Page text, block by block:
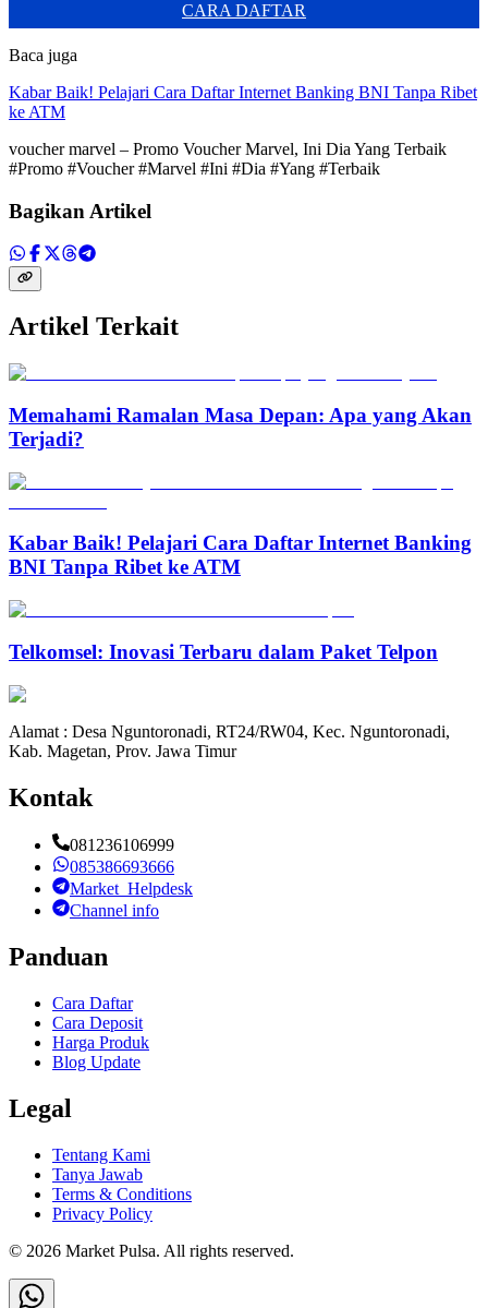
CARA DAFTAR
Baca juga
Kabar Baik! Pelajari Cara Daftar Internet Banking BNI Tanpa Ribet
ke ATM
voucher marvel – Promo Voucher Marvel, Ini Dia Yang Terbaik
#Promo #Voucher #Marvel #Ini #Dia #Yang #Terbaik
Bagikan Artikel
Artikel Terkait
Memahami Ramalan Masa Depan: Apa yang Akan
Terjadi?
Kabar Baik! Pelajari Cara Daftar Internet Banking
BNI Tanpa Ribet ke ATM
Telkomsel: Inovasi Terbaru dalam Paket Telpon
Alamat : Desa Nguntoronadi, RT24/RW04, Kec. Nguntoronadi,
Kab. Magetan, Prov. Jawa Timur
Kontak
081236106999
085386693666
Market_Helpdesk
Channel info
Panduan
Cara Daftar
Cara Deposit
Harga Produk
Blog Update
Legal
Tentang Kami
Tanya Jawab
Terms & Conditions
Privacy Policy
© 2026 Market Pulsa. All rights reserved.